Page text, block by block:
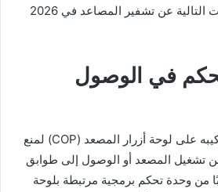
إليك التفاصيل في الفقرات التالية عن تشفير المصاعد في 2026
في الوصول
هو نظام أمان ذكي يتم تركيبه على لوحة أزرار المصعد (COP) لمنع
تشغيل المصعد أو الوصول إلى طوابق
من وحدة تحكم برمجية مرتبطة بلوحة